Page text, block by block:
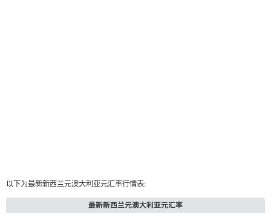
以下为最新新西兰元澳大利亚元汇率行情表:
最新新西兰元澳大利亚元汇率